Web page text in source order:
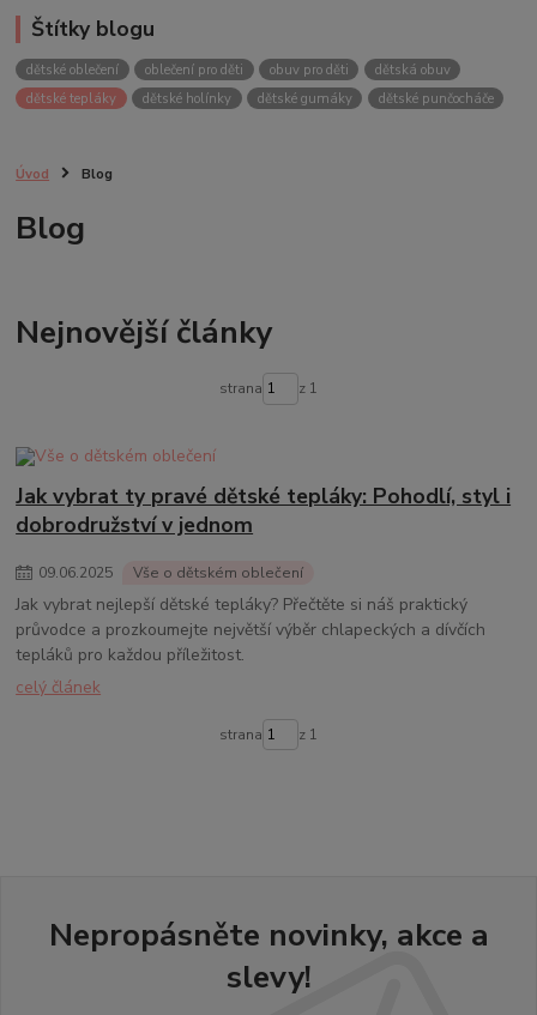
Štítky blogu
dětské oblečení oblečení pro děti obuv pro děti
dětská obuv
dětské tepláky
dětské holínky dětské gumáky dětské punčocháče
Úvod Blog
Blog
Nejnovější články
strana z 1
Jak vybrat ty pravé dětské tepláky: Pohodlí, styl i
dobrodružství v jednom
09.06.2025 Vše o dětském oblečení
Jak vybrat nejlepší dětské tepláky? Přečtěte si náš praktický
průvodce a prozkoumejte největší výběr chlapeckých a dívčích
tepláků pro každou příležitost.
celý článek
strana z 1
Nepropásněte novinky, akce a
slevy!